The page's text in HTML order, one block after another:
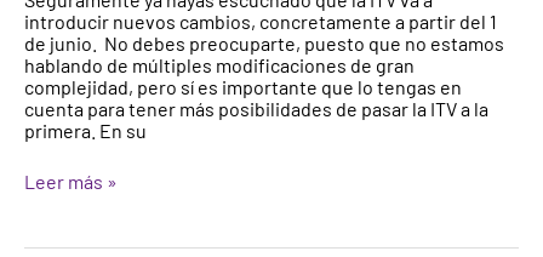
introducir nuevos cambios, concretamente a partir del 1
de junio. No debes preocuparte, puesto que no estamos
hablando de múltiples modificaciones de gran
complejidad, pero sí es importante que lo tengas en
cuenta para tener más posibilidades de pasar la ITV a la
primera. En su
junio:
¿en
qué
me
puede
afectar?
Leer más »